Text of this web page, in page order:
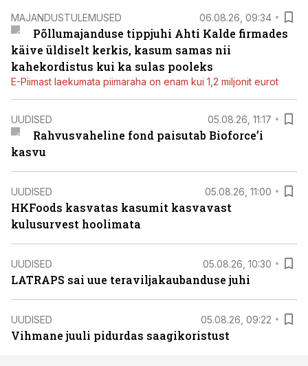
MAJANDUSTULEMUSED 06.08.26, 09:34
Põllumajanduse tippjuhi Ahti Kalde firmades
käive üldiselt kerkis, kasum samas nii
kahekordistus kui ka sulas pooleks
E-Piimast laekumata piimaraha on enam kui 1,2 miljonit eurot
UUDISED 05.08.26, 11:17
Rahvusvaheline fond paisutab Bioforce’i
kasvu
UUDISED 05.08.26, 11:00
HKFoods kasvatas kasumit kasvavast
kulusurvest hoolimata
UUDISED 05.08.26, 10:30
LATRAPS sai uue teraviljakaubanduse juhi
UUDISED 05.08.26, 09:22
Vihmane juuli pidurdas saagikoristust